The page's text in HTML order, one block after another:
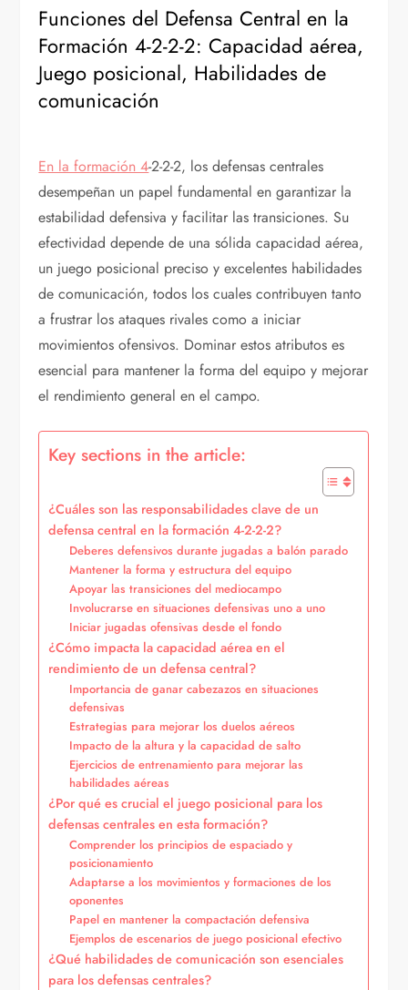
Funciones del Defensa Central en la
Formación 4-2-2-2: Capacidad aérea,
Juego posicional, Habilidades de
comunicación
En la formación 4-2-2-2, los defensas centrales
desempeñan un papel fundamental en garantizar la
estabilidad defensiva y facilitar las transiciones. Su
efectividad depende de una sólida capacidad aérea,
un juego posicional preciso y excelentes habilidades
de comunicación, todos los cuales contribuyen tanto
a frustrar los ataques rivales como a iniciar
movimientos ofensivos. Dominar estos atributos es
esencial para mantener la forma del equipo y mejorar
el rendimiento general en el campo.
Key sections in the article:
¿Cuáles son las responsabilidades clave de un
defensa central en la formación 4-2-2-2?
Deberes defensivos durante jugadas a balón parado
Mantener la forma y estructura del equipo
Apoyar las transiciones del mediocampo
Involucrarse en situaciones defensivas uno a uno
Iniciar jugadas ofensivas desde el fondo
¿Cómo impacta la capacidad aérea en el
rendimiento de un defensa central?
Importancia de ganar cabezazos en situaciones
defensivas
Estrategias para mejorar los duelos aéreos
Impacto de la altura y la capacidad de salto
Ejercicios de entrenamiento para mejorar las
habilidades aéreas
¿Por qué es crucial el juego posicional para los
defensas centrales en esta formación?
Comprender los principios de espaciado y
posicionamiento
Adaptarse a los movimientos y formaciones de los
oponentes
Papel en mantener la compactación defensiva
Ejemplos de escenarios de juego posicional efectivo
¿Qué habilidades de comunicación son esenciales
para los defensas centrales?